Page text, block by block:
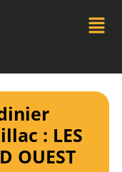
: LES
OUEST